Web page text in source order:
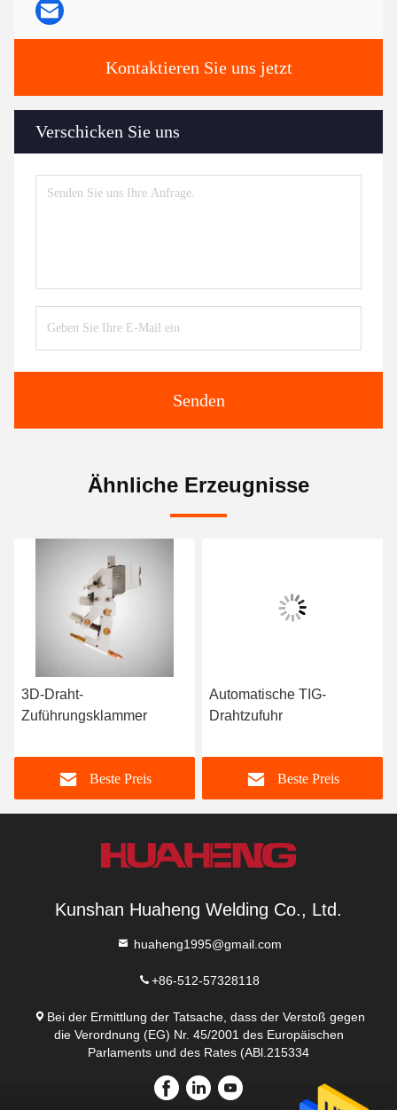
Kontaktieren Sie uns jetzt
Verschicken Sie uns
Senden
Ähnliche Erzeugnisse
3D-Draht-
Zuführungsklammer
Beste Preis
Automatische TIG-
Drahtzufuhr
Beste Preis
Kunshan Huaheng Welding Co., Ltd.
huaheng1995@gmail.com
+86-512-57328118
Bei der Ermittlung der Tatsache, dass der Verstoß gegen
die Verordnung (EG) Nr. 45/2001 des Europäischen
Parlaments und des Rates (ABl.215334